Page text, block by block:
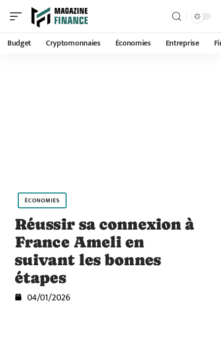
Budget Cryptomonnaies Économies Entreprise
ÉCONOMIES
Réussir sa connexion à
France Ameli en
suivant les bonnes
étapes
04/01/2026